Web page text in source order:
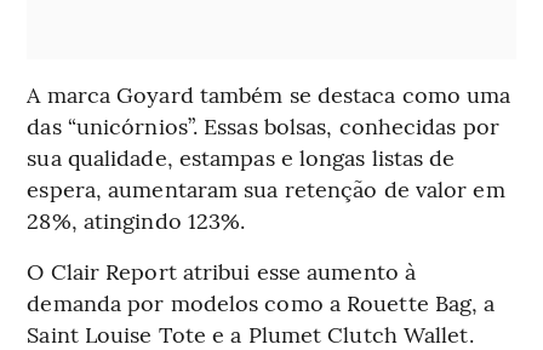
A marca Goyard também se destaca como uma
das “unicórnios”. Essas bolsas, conhecidas por
sua qualidade, estampas e longas listas de
espera, aumentaram sua retenção de valor em
28%, atingindo 123%.
O Clair Report atribui esse aumento à
demanda por modelos como a Rouette Bag, a
Saint Louise Tote e a Plumet Clutch Wallet.